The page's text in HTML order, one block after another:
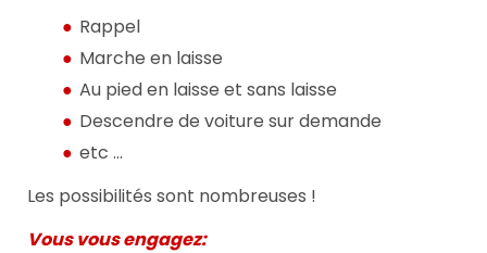
Rappel
Marche en laisse
Au pied en laisse et sans laisse
Descendre de voiture sur demande
etc …
Les possibilités sont nombreuses !
Vous vous engagez: